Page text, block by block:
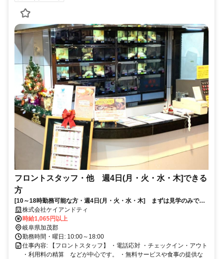
フロントスタッフ・他 週4日(月・火・水・木]できる
方
[10～18時勤務可能な方・週4日(月・火・水・木] まずは見学のみでも
歓迎です。Wワークや扶養内勤務で働きたい方もOK！
株式会社ケイアンドティ
時給1,065円以上
岐阜県加茂郡
勤務時間・曜日: 10:00～18:00
仕事内容: 【フロントスタッフ】 ・電話応対 ・チェックイン・アウト
・利用料の精算 などが中心です。 ・無料サービスや食事の提供な